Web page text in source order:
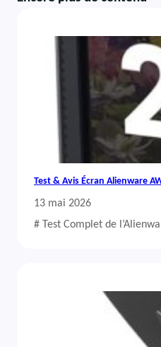
Test & Avis Écran Alienware
13 mai 2026
# Test Complet de